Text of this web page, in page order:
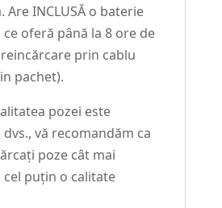
Are INCLUSĂ o baterie
oferă până la 8 ore de
prin cablu
pachet).
pozei este
vă recomandăm ca
poze cât mai
cel puțin o calitate